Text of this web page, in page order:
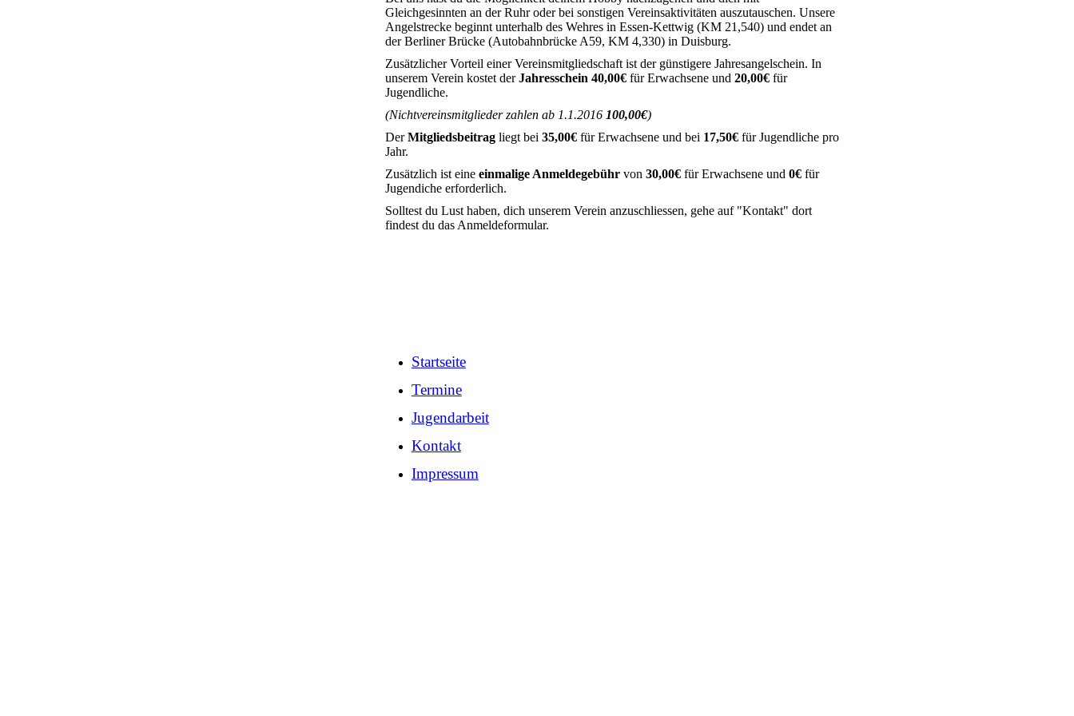
Gleichgesinnten an der Ruhr oder bei sonstigen Vereinsaktivitäten auszutauschen. Unsere
Angelstrecke beginnt unterhalb des Wehres in Essen-Kettwig (KM 21,540) und endet an
der Berliner Brücke (Autobahnbrücke A59, KM 4,330) in Duisburg.
Zusätzlicher Vorteil einer Vereinsmitgliedschaft ist der günstigere Jahresangelschein. In
unserem Verein kostet derJahresschein 40,00€ für Erwachsene und 20,00€ für
Jugendliche.
(Nichtvereinsmitglieder zahlen ab 1.1.2016 100,00€)
DerMitgliedsbeitrag liegt bei 35,00€ für Erwachsene und bei 17,50€ für Jugendliche pro
Jahr.
Zusätzlich ist eine einmalige Anmeldegebühr von 30,00€ für Erwachsene und 0€ für
Jugendiche erforderlich.
Solltest du Lust haben, dich unserem Verein anzuschliessen, gehe auf "Kontakt" dort
findest du das Anmeldeformular.
Startseite
Termine
Jugendarbeit
Kontakt
Impressum